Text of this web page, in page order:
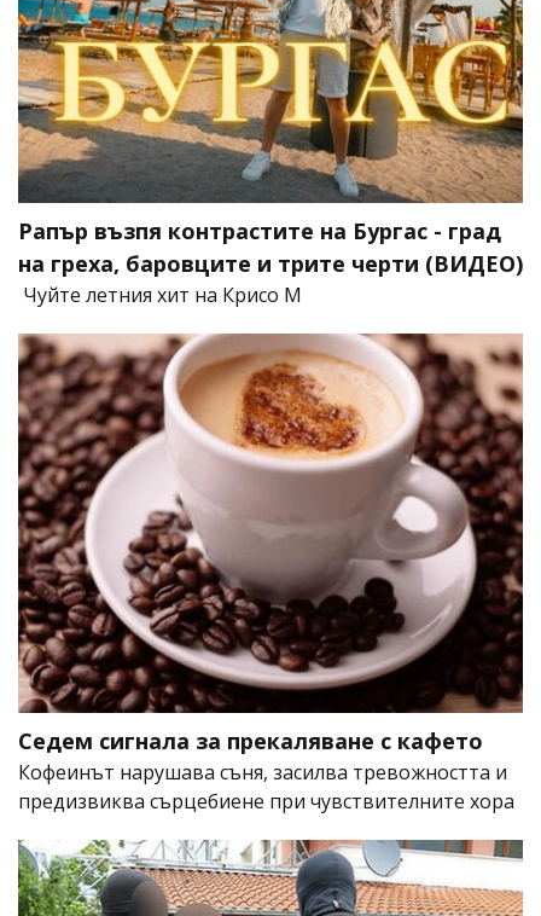
Рапър възпя контрастите на Бургас - град
на греха, баровците и трите черти (ВИДЕО)
Чуйте летния хит на Крисо М
Седем сигнала за прекаляване с кафето
Кофеинът нарушава съня, засилва тревожността и
предизвиква сърцебиене при чувствителните хора